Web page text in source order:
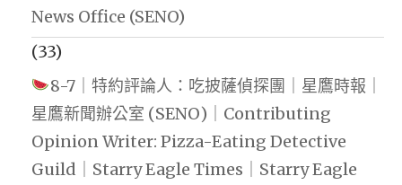
News Office (SENO)
(33)
8-7｜特約評論人：吃披薩偵探團｜星鷹時報｜
星鷹新聞辦公室 (SENO)｜Contributing
Opinion Writer: Pizza-Eating Detective
Guild｜Starry Eagle Times｜Starry Eagle